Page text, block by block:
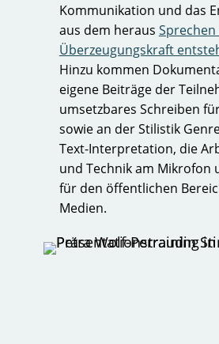
Kommunikation und das
aus dem heraus
Überzeugungskraft
Hinzu kommen
eigene Beiträge der
umsetzbares Schreiben
sowie an der Stilistik
Text-Interpretation, die
und Technik am Mikrofon
für den öffentlichen
Medien.